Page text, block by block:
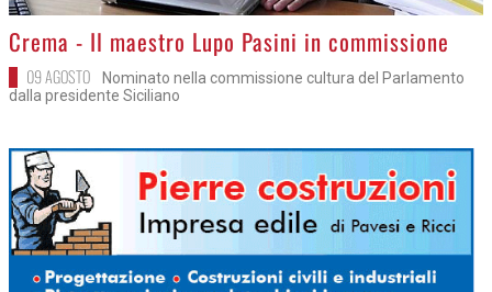
>
Crema - Il maestro Lupo Pasini in commissione
09 AGOSTO
Nominato nella commissione cultura del Parlamento
dalla presidente Siciliano